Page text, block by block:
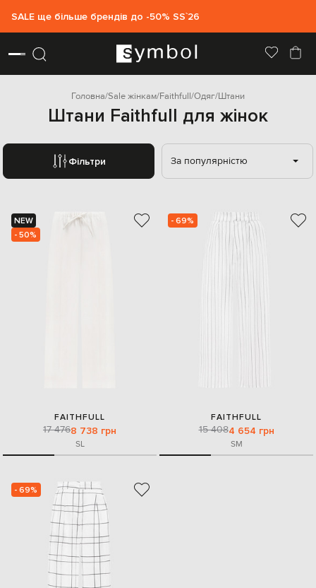
SALE ще більше брендів до -50% SS`26
Головна Sale жінкам Faithfull Одяг Штани
Штани Faithfull для жінок
Фільтри За популярністю
NEW
- 50%
FAITHFULL
17 4768 738 грн
SL
- 69%
FAITHFULL
15 4084 654 грн
SM
- 69%